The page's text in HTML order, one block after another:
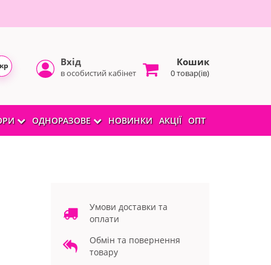
Вхід
в особистий кабінет
Кошик
0 товар(ів)
ОДНОРАЗОВЕ НОВИНКИ АКЦІЇ ОПТ
Умови доставки та
оплати
Обмін та повернення
товару